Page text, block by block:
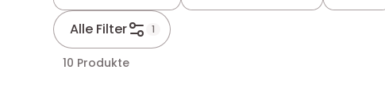
Alle Filter 1
10 Produkte